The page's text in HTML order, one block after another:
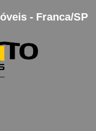
- Franca/SP